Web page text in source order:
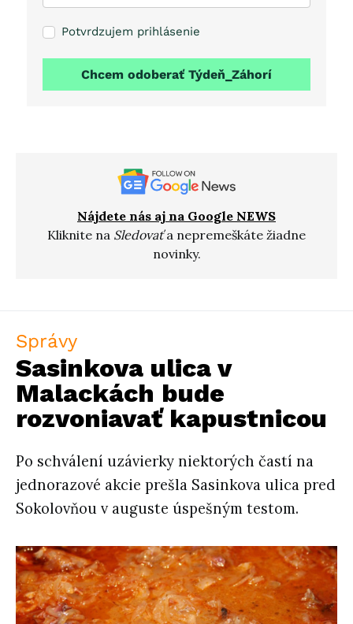
Potvrdzujem prihlásenie
Chcem odoberať Týdeň_Záhorí
Nájdete nás aj na Google NEWS
Kliknite na Sledovaťa nepremeškáte žiadne
novinky.
Správy
Sasinkova ulica v
Malackách bude
rozvoniavať kapustnicou
Po schválení uzávierky niektorých častí na
jednorazové akcie prešla Sasinkova ulica pred
Sokolovňou v auguste úspešným testom.